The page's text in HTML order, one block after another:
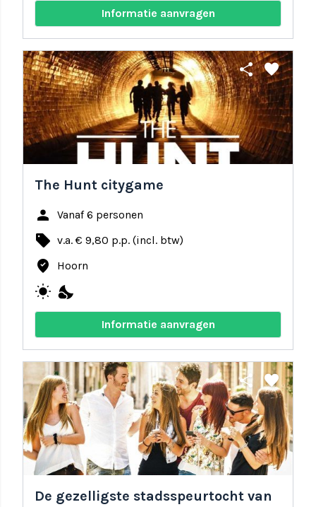
Informatie aanvragen
share favorite
The Hunt citygame
person Vanaf 6 personen
local_offer v.a. € 9,80 p.p. (incl. btw)
where_to_vote Hoorn
wb_sunny nights_stay
Informatie aanvragen
share favorite
De gezelligste stadsspeurtocht van